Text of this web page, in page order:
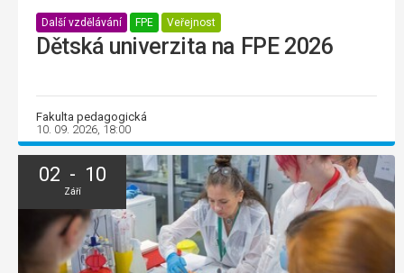
Další vzdělávání FPE Veřejnost
Dětská univerzita na FPE 2026
Fakulta pedagogická
10. 09. 2026, 18:00
02 - 10
Září